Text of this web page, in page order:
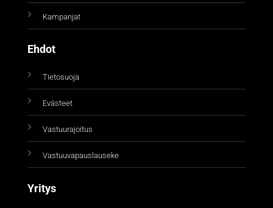
Kampanjat
Ehdot
Tietosuoja
Evästeet
Vastuurajoitus
Vastuuvapauslauseke
Yritys